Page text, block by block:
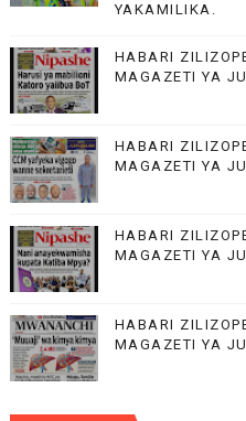
YAKAMILIKA.
HABARI
MAGAZETI YA
HABARI
MAGAZETI YA
HABARI
MAGAZETI YA
HABARI
MAGAZETI YA